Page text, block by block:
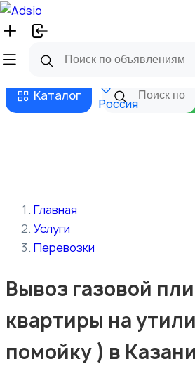
Русский
Бизнес тарифы
Каталог
Россия
Главная
Услуги
Перевозки
Вывоз газовой
квартиры на
помойку ) в Казани